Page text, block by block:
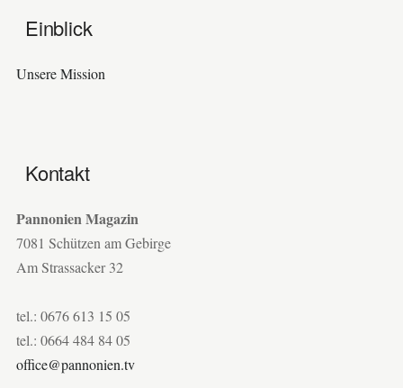
Einblick
Unsere Mission
Kontakt
Pannonien Magazin
7081 Schützen am Gebirge
Am Strassacker 32
tel.: 0676 613 15 05
tel.: 0664 484 84 05
office@pannonien.tv